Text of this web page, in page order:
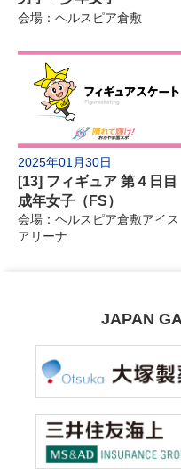
会場：ヘルスピア倉敷
2025年01月30日
[13] フィギュア 第４日目
成年女子（FS）
会場：ヘルスピア倉敷アイス
アリーナ
JAPAN